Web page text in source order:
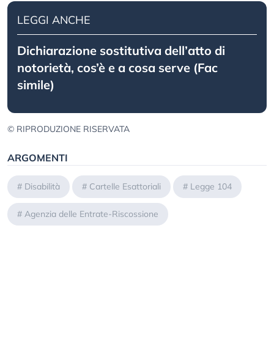
LEGGI ANCHE
Dichiarazione sostitutiva dell’atto di
notorietà, cos’è e a cosa serve (Fac
simile)
© RIPRODUZIONE RISERVATA
ARGOMENTI
# Disabilità # Cartelle Esattoriali # Legge 104
# Agenzia delle Entrate-Riscossione